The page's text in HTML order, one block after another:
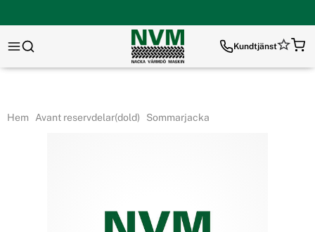
Kundtjänst
Hem Avant reservdelar(dold) Sommarjacka